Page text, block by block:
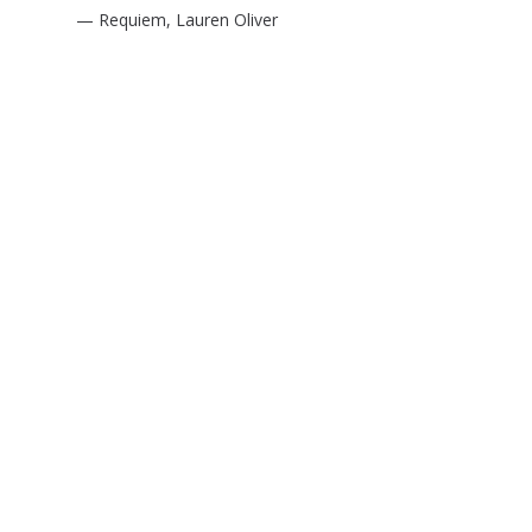
— Requiem, Lauren Oliver